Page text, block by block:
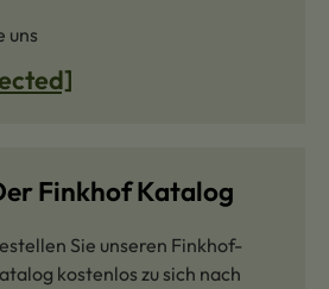
uns
Finkhof Katalog
Sie unseren Finkhof-
kostenlos zu sich nach